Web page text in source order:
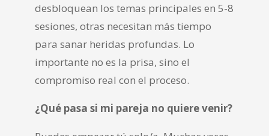
desbloquean los temas principales en 5-8
sesiones, otras necesitan más tiempo
para sanar heridas profundas. Lo
importante no es la prisa, sino el
compromiso real con el proceso.
¿Qué pasa si mi pareja no quiere venir?